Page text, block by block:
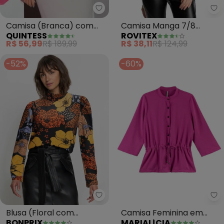
Quintess - Camisa (Branca)
Camisa (Branca) com
Barra Ajustável
QUINTESS
R$ 56,99R$ 189,99
Camisa Manga 7/8
Feminina (Preto)
ROVITEX
R$ 38,11R$ 124,99
-52%
bonprix - Blusa (Floral com
Blusa (Floral com
-60%
Camisa Feminina em